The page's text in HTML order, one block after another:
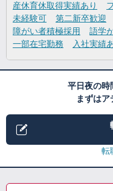
産休育休取得実績あり
未経験可
第二新卒歓迎
障がい者積極採用
語学
一部在宅勤務
入社実績
平日夜の時
まずは
転